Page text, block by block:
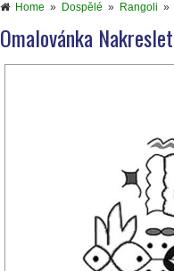
Home » Dospělé » Rangoli »
Omalovánka